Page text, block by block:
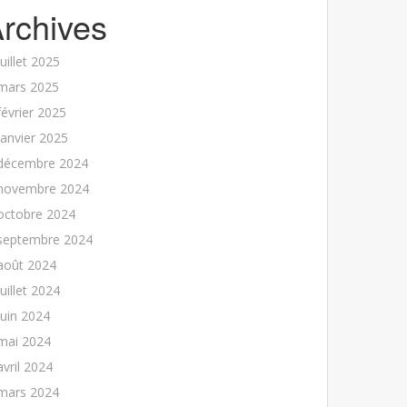
2025
2025
2025
2025
2024
2024
2024
2024
2024
2024
2024
2024
2024
2024